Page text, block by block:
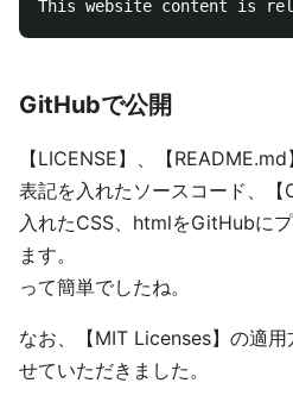
GitHubで公開
【LICENSE】、【
表記を入れたソースコード、
入れたCSS、htmlをGitHubに
ます。
って簡単でしたね。
なお、【MIT Licenses】の適用
せていただきました。